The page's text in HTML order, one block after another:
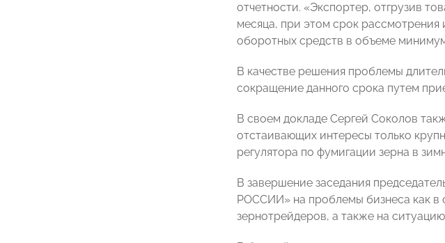
отчетности. «Экспортер, отгрузив
месяца, при этом срок рассмотрения
оборотных средств в объеме
В качестве решения проблемы
сокращение данного срока путем
В своем докладе Сергей Соколов
отстаивающих интересы только
регулятора по фумигации зерна в
В завершение заседания
РОССИИ» на проблемы бизнеса как в
зернотрейдеров, а также на